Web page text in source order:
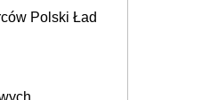
Polski Ład